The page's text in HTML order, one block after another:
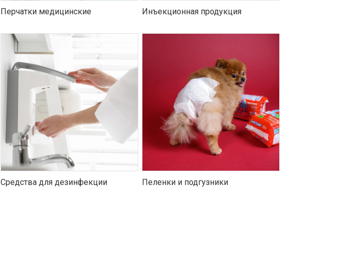
Перчатки медицинские Инъекционная продукция
Средства для дезинфекции Пеленки и подгузники